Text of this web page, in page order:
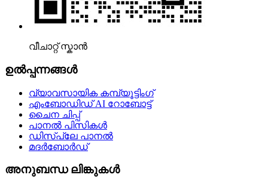
വീചാറ്റ് സ്കാൻ
ഉൽപ്പന്നങ്ങൾ
വ്യാവസായിക കമ്പ്യൂട്ടിംഗ്
എംബോഡിഡ് AI റോബോട്ട്
ചൈന ചിപ്പ്
പാനൽ പിസികൾ
ഡിസ്പ്ലേ പാനൽ
മദർബോർഡ്
അനുബന്ധ ലിങ്കുകൾ